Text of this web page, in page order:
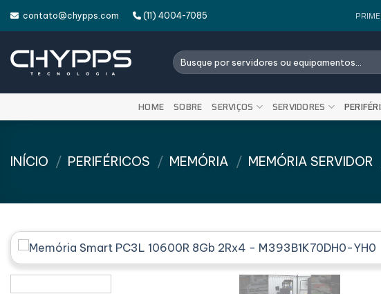
contato@chypps.com (11) 4004-7085
Pesquisar
por:
HOME SOBRE SERVIÇOS SERVIDORES
INÍCIO / PERIFÉRICOS / MEMÓRIA / MEMÓRIA SERVIDOR